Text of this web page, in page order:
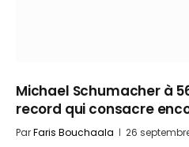
Michael Schumacher à
record qui consacre
ParFaris Bouchaala 26